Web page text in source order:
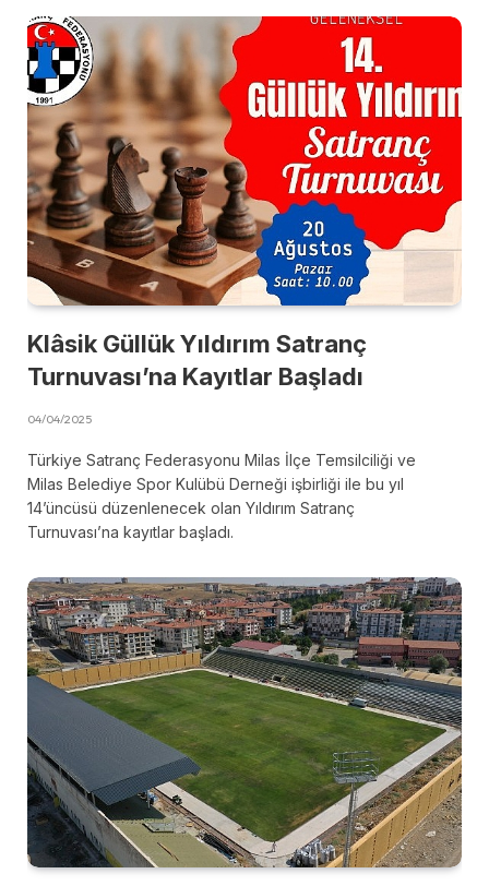
Klâsik Güllük Yıldırım Satranç
Turnuvası’na Kayıtlar Başladı
04/04/2025
Türkiye Satranç Federasyonu Milas İlçe Temsilciliği ve
Milas Belediye Spor Kulübü Derneği işbirliği ile bu yıl
14’üncüsü düzenlenecek olan Yıldırım Satranç
Turnuvası’na kayıtlar başladı.